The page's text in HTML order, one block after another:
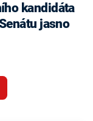
kandidáta
jasno